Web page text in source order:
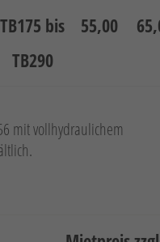
TB175 bis
TB290
55,00
mit vollhydraulichem